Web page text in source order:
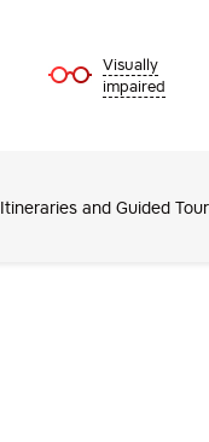
Visually
impaired
Itineraries and Guided